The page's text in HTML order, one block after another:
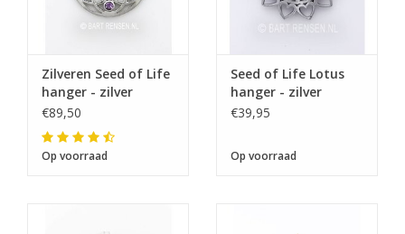
Zilveren Seed of Life
hanger - zilver
€89,50
Op voorraad
Seed of Life Lotus
hanger - zilver
€39,95
Op voorraad